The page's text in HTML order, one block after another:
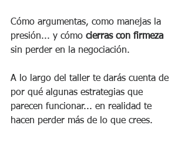
Cómo argumentas, como manejas la
presión... y cómo cierras con firmeza
sin perder en la negociación.
A lo largo del taller te darás cuenta de
por qué algunas estrategias que
parecen funcionar... en realidad te
hacen perder más de lo que crees.